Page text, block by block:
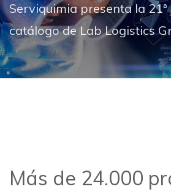
Serviquimia presenta la 21ª
catálogo de Lab Logistics
Más de 24.000